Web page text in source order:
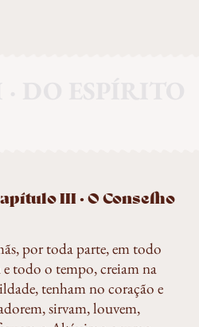
III · O Conselho
por toda parte, em todo
todo o tempo, creiam na
tenham no coração e
sirvam, louvem,